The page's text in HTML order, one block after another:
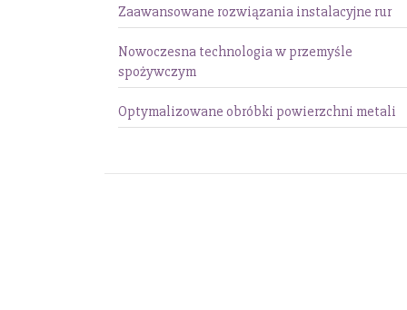
Zaawansowane rozwiązania instalacyjne rur
Nowoczesna technologia w przemyśle
spożywczym
Optymalizowane obróbki powierzchni metali